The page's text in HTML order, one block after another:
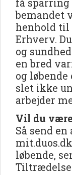
få sparring
bemandet
henhold til
Erhverv.
og
en bred
og
slet ikke
arbejder
Vil du
Så send
løbende,
Tiltrædelse